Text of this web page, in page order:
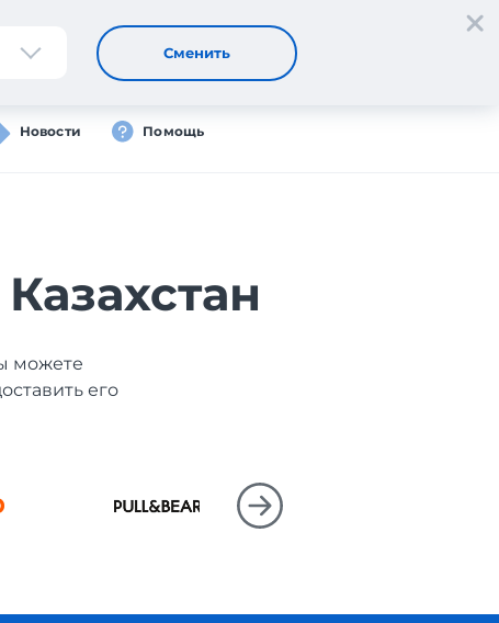
Регистрация
Новости Помощь
Сменить
можете
его